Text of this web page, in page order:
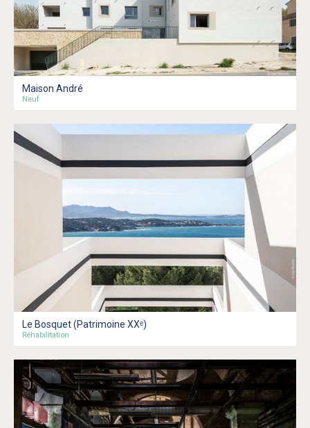
Maison André
Neuf
Le Bosquet (Patrimoine XXᵉ)
Réhabilitation